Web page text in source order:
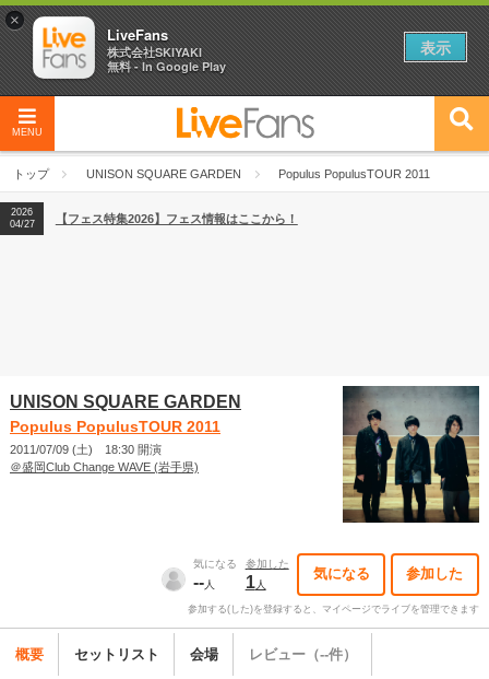
MENU
トップ UNISON SQUARE GARDEN Populus PopulusTOUR 2011
2026
04/27
2026
【ライブ動員ランキング】2026年上半期編発表！
2026
04/27
【フェス特集2026】フェス情報はここから！
UNISON SQUARE GARDEN
Populus PopulusTOUR 2011
2011/07/09 (土) 18:30 開演
＠盛岡Club Change WAVE (岩手県)
気になる
--人
参加した
1人
気になる 参加した
参加する(した)を登録すると、マイページでライブを管理できます
概要 セットリスト 会場 レビュー（--件）
×
LiveFans
株式会社SKIYAKI
無料 - In Google Play
表示